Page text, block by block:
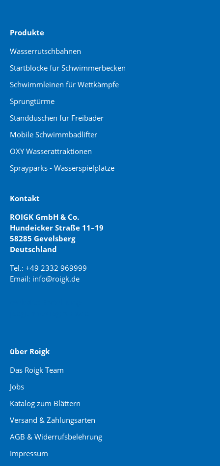
Produkte
Wasserrutschbahnen
Startblöcke für Schwimmerbecken
Schwimmleinen für Wettkämpfe
Sprungtürme
Standduschen für Freibäder
Mobile Schwimmbadlifter
OXY Wasserattraktionen
Sprayparks - Wasserspielplätze
Kontakt
ROIGK GmbH & Co.
Hundeicker Straße 11–19
58285 Gevelsberg
Deutschland
Tel.: +49 2332 969999
Email: info@roigk.de
über Roigk
Das Roigk Team
Jobs
Katalog zum Blättern
Versand & Zahlungsarten
AGB & Widerrufsbelehrung
Impressum